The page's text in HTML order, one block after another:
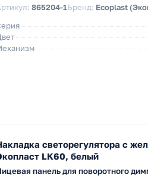
865204-1Бренд: Ecoplast
светорегулятора с
LK60, белый
панель для поворотного